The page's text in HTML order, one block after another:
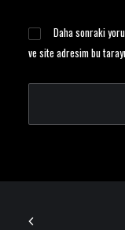
Daha sonraki
ve site adresim bu